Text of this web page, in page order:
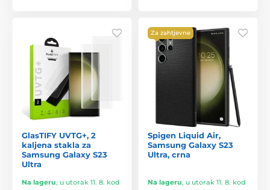
GlasTIFY UVTG+, 2
kaljena stakla za
Samsung Galaxy S23
Ultra
Na lageru, u utorak 11. 8. kod
Za zahtjevne
Spigen Liquid Air,
Samsung Galaxy S23
Ultra, crna
Na lageru, u utorak 11. 8. kod